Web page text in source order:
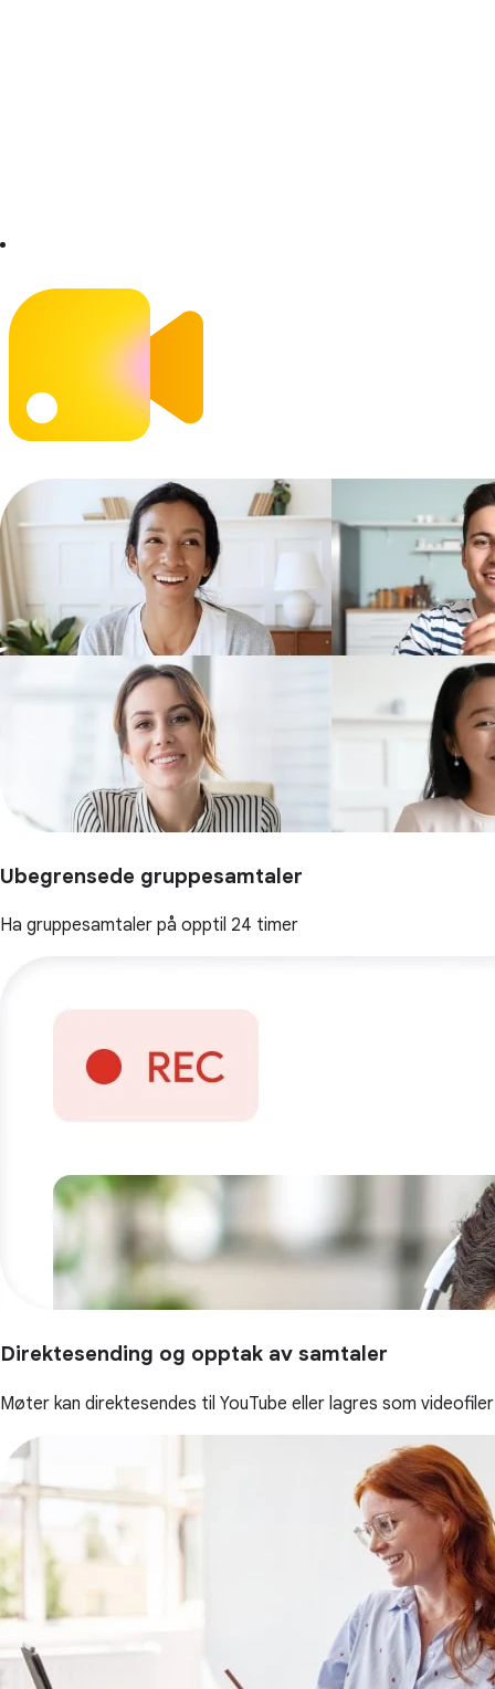
Ubegrensede gruppesamtaler
Ha gruppesamtaler på opptil 24 timer
Direktesending og opptak av samtaler
Møter kan direktesendes til YouTube eller lagres som videofiler